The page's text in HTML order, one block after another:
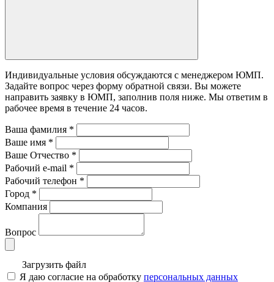
Индивидуальные условия обсуждаются с менеджером ЮМП.
Задайте вопрос через форму обратной связи. Вы можете
направить заявку в ЮМП, заполнив поля ниже. Mы ответим в
рабочее время в течение 24 часов.
Ваша фамилия *
Ваше имя *
Ваше Отчество *
Рабочий e-mail *
Рабочий телефон *
Город *
Компания
Вопрос
Загрузить файл
Я даю согласие на обработку персональных данных